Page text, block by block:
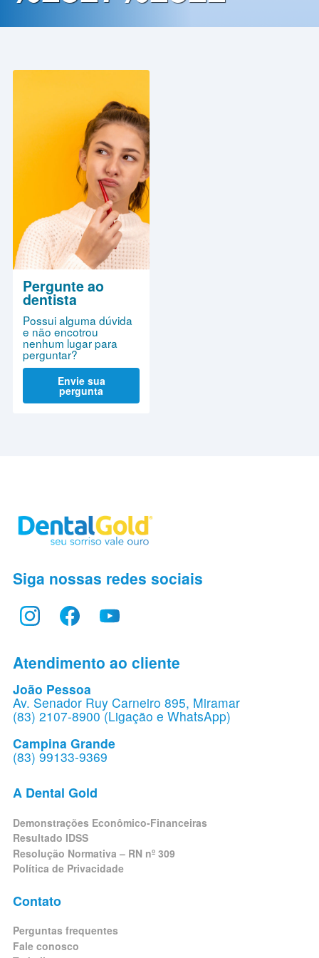
de
Pergunte ao
dentista
Possui alguma dúvida
e não encotrou
nenhum lugar para
perguntar?
Envie sua
pergunta
Siga nossas redes sociais
Atendimento ao cliente
João Pessoa
Av. Senador Ruy Carneiro 895, Miramar
(83) 2107-8900 (Ligação e WhatsApp)
Campina Grande
(83) 99133-9369
A Dental Gold
Demonstrações Econômico-Financeiras
Resultado IDSS
Resolução Normativa – RN nº 309
Política de Privacidade
Contato
Perguntas frequentes
Fale conosco